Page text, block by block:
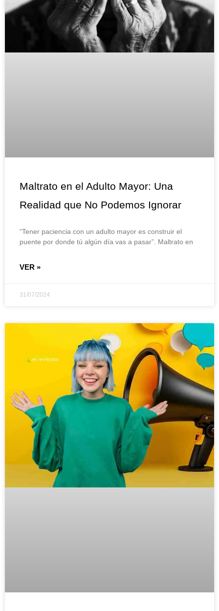
Maltrato en el Adulto Mayor: Una
Realidad que No Podemos Ignorar
“Tener paciencia con un adulto mayor es construir el
puente por donde tú algún día vas a pasar”. Maltrato en
VER »
31/07/2024